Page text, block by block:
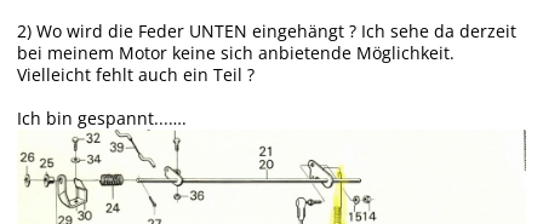
2) Wo wird die Feder UNTEN eingehängt ? Ich sehe da derzeit
bei meinem Motor keine sich anbietende Möglichkeit.
Vielleicht fehlt auch ein Teil ?
Ich bin gespannt...….